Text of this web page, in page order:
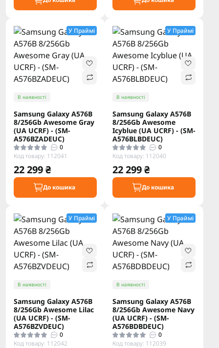
У Праймі
В наявності
Samsung Galaxy A576B
8/256Gb Awesome Gray
(UA UCRF) - (SM-
A576BZADEUC)
0
Код товару: 112041
22 299 ₴
До кошика
У Праймі
В наявності
Samsung Galaxy A576B
8/256Gb Awesome
Icyblue (UA UCRF) - (SM-
A576BLBDEUC)
0
Код товару: 112040
22 299 ₴
До кошика
У Праймі
В наявності
Samsung Galaxy A576B
8/256Gb Awesome Lilac
(UA UCRF) - (SM-
A576BZVDEUC)
0
Код товару: 112042
У Праймі
В наявності
Samsung Galaxy A576B
8/256Gb Awesome Navy
(UA UCRF) - (SM-
A576BDBDEUC)
0
Код товару: 112039